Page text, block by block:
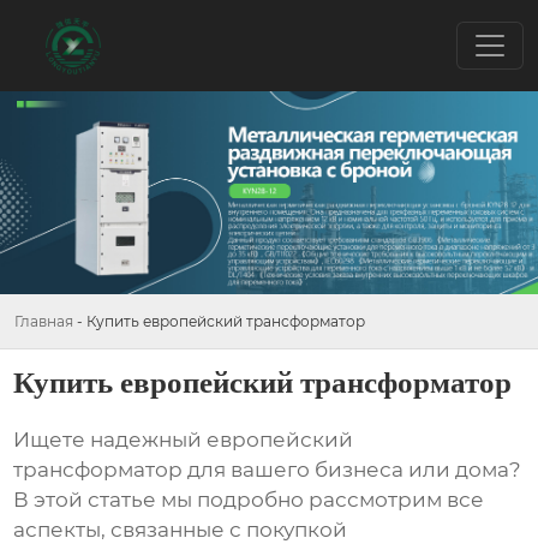
Главная - Купить европейский трансформатор
Купить европейский трансформатор
Ищете надежный европейский
трансформатор для вашего бизнеса или дома?
В этой статье мы подробно рассмотрим все
аспекты, связанные с покупкой